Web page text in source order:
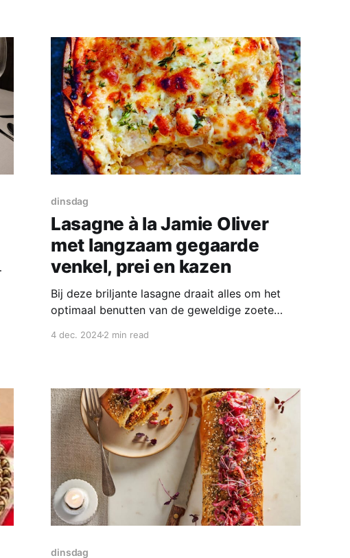
vega-versie van dit
dinsdag
Lasagne à la Jamie Oliver
met langzaam gegaarde
venkel, prei en kazen
Bij deze briljante lasagne draait alles om het
optimaal benutten van de geweldige zoete
grote preien * 1 knol venkel * 3
4 dec. 20242 min read
dinsdag